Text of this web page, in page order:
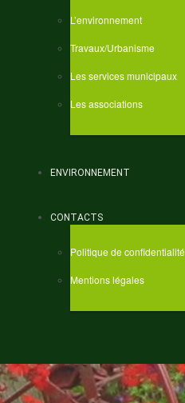
L’environnement
Travaux/Urbanisme
Les services municipaux
Les associations
ENVIRONNEMENT
CONTACTS
Politique de confidentialité
Mentions légales